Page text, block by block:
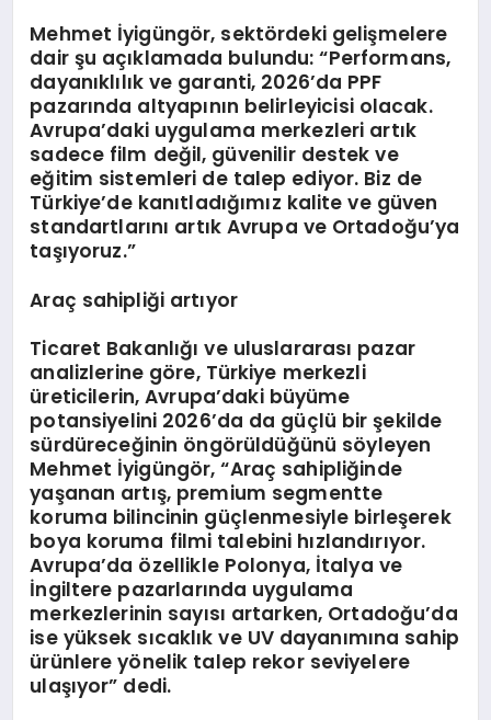
Mehmet İyigüngör, sektördeki gelişmelere
dair şu açıklamada bulundu: “Performans,
dayanıklılık ve garanti, 2026’da PPF
pazarında altyapının belirleyicisi olacak.
Avrupa’daki uygulama merkezleri artık
sadece film değil, güvenilir destek ve
eğitim sistemleri de talep ediyor. Biz de
Türkiye’de kanıtladığımız kalite ve güven
standartlarını artık Avrupa ve Ortadoğu’ya
taşıyoruz.”
Araç sahipliği artıyor
Ticaret Bakanlığı ve uluslararası pazar
analizlerine göre, Türkiye merkezli
üreticilerin, Avrupa’daki büyüme
potansiyelini 2026’da da güçlü bir şekilde
sürdüreceğinin öngörüldüğünü söyleyen
Mehmet İyigüngör, “Araç sahipliğinde
yaşanan artış, premium segmentte
koruma bilincinin güçlenmesiyle birleşerek
boya koruma filmi talebini hızlandırıyor.
Avrupa’da özellikle Polonya, İtalya ve
İngiltere pazarlarında uygulama
merkezlerinin sayısı artarken, Ortadoğu’da
ise yüksek sıcaklık ve UV dayanımına sahip
ürünlere yönelik talep rekor seviyelere
ulaşıyor” dedi.